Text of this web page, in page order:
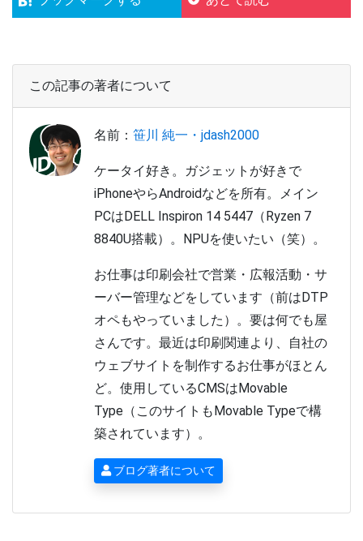
この記事の著者について
名前： 笹川 純一・jdash2000
ケータイ好き。ガジェットが好きで
iPhoneやらAndroidなどを所有。メイン
PCはDELL Inspiron 14 5447（Ryzen 7
8840U搭載）。NPUを使いたい（笑）。
お仕事は印刷会社で営業・広報活動・サ
ーバー管理などをしています（前はDTP
オペもやっていました）。要は何でも屋
さんです。最近は印刷関連より、自社の
ウェブサイトを制作するお仕事がほとん
ど。使用しているCMSはMovable
Type（このサイトもMovable Typeで構
築されています）。
ブログ著者について